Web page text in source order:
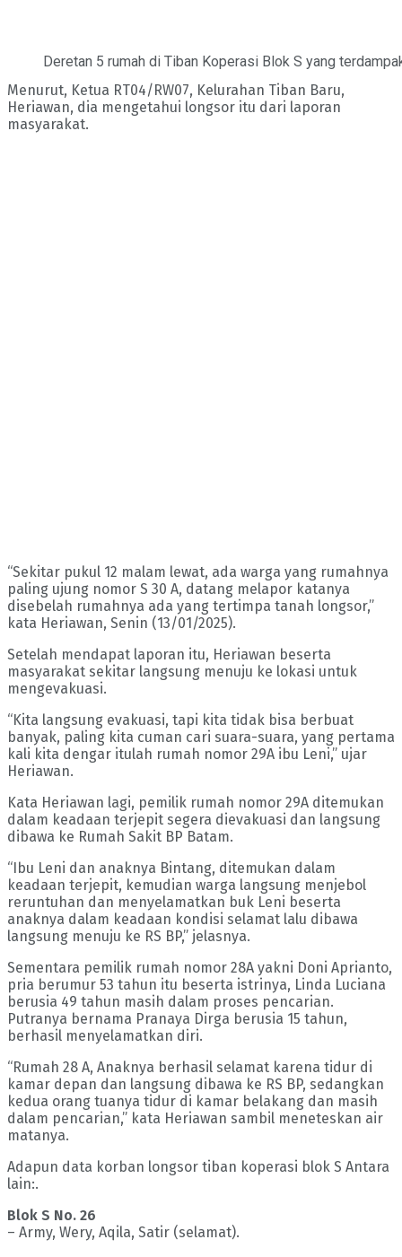
Deretan 5 rumah di Tiban Koperasi Blok S yang
Menurut, Ketua RT04/RW07, Kelurahan Tiban Baru,
Heriawan, dia mengetahui longsor itu dari laporan
masyarakat.
“Sekitar pukul 12 malam lewat, ada warga yang rumahnya
paling ujung nomor S 30 A, datang melapor katanya
disebelah rumahnya ada yang tertimpa tanah longsor,”
kata Heriawan, Senin (13/01/2025).
Setelah mendapat laporan itu, Heriawan beserta
masyarakat sekitar langsung menuju ke lokasi untuk
mengevakuasi.
“Kita langsung evakuasi, tapi kita tidak bisa berbuat
banyak, paling kita cuman cari suara-suara, yang pertama
kali kita dengar itulah rumah nomor 29A ibu Leni,” ujar
Heriawan.
Kata Heriawan lagi, pemilik rumah nomor 29A ditemukan
dalam keadaan terjepit segera dievakuasi dan langsung
dibawa ke Rumah Sakit BP Batam.
“Ibu Leni dan anaknya Bintang, ditemukan dalam
keadaan terjepit, kemudian warga langsung menjebol
reruntuhan dan menyelamatkan buk Leni beserta
anaknya dalam keadaan kondisi selamat lalu dibawa
langsung menuju ke RS BP,” jelasnya.
Sementara pemilik rumah nomor 28A yakni Doni Aprianto,
pria berumur 53 tahun itu beserta istrinya, Linda Luciana
berusia 49 tahun masih dalam proses pencarian.
Putranya bernama Pranaya Dirga berusia 15 tahun,
berhasil menyelamatkan diri.
“Rumah 28 A, Anaknya berhasil selamat karena tidur di
kamar depan dan langsung dibawa ke RS BP, sedangkan
kedua orang tuanya tidur di kamar belakang dan masih
dalam pencarian,” kata Heriawan sambil meneteskan air
matanya.
Adapun data korban longsor tiban koperasi blok S Antara
lain:.
Blok S No. 26
– Army, Wery, Aqila, Satir (selamat).